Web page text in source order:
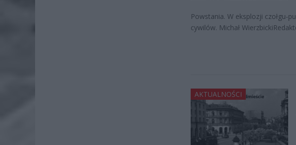
Powstania. W eksplozji czołgu-
cywilów. Michał
AKTUALNOŚCI